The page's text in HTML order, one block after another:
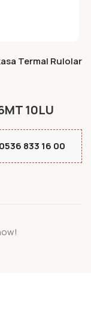
Termal Rulolar
10LU
0536 833 16 00